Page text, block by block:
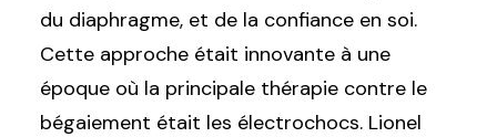
du diaphragme, et de la confiance en soi.
Cette approche était innovante à une
époque où la principale thérapie contre le
bégaiement était les électrochocs. Lionel